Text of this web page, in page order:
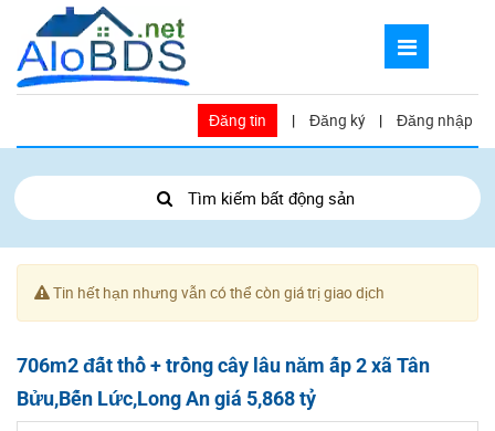
Đăng tin | Đăng ký | Đăng nhập
Tìm kiếm bất động sản
Tin hết hạn nhưng vẫn có thể còn giá trị giao dịch
706m2 đất thổ + trồng cây lâu năm ấp 2 xã Tân
Bửu,Bến Lức,Long An giá 5,868 tỷ